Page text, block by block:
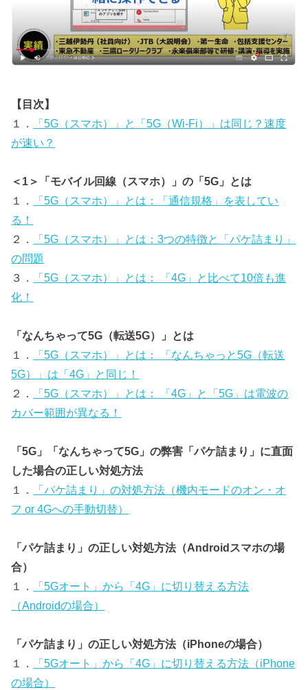
【目次】
１．
「5G（スマホ）」と「5G（Wi-Fi）」は同じ？速度
が速い？
＜1＞「モバイル回線（スマホ）」の「5G」とは
１．
「5G（スマホ）」とは：「通信規格」を表してい
る！
２．
「5G（スマホ）」とは：3つの特徴と「パケ詰まり」
の問題
３．
「5G（スマホ）」とは： 「4G」と比べて10倍も進
化！
「なんちゃって5G（転送5G）」とは
１．
「5G（スマホ）」とは： 「なんちゃっと5G（転送
5G）」は「4G」と同じ！
２．
「5G（スマホ）」とは： 「4G」と「5G」は電波の
カバー範囲が異なる！
「5G」「なんちゃって5G」の弊害「パケ詰まり」に直面
した場合の正しい対処方法
１．
「パケ詰まり」の対処方法（機内モードのオン・オ
フ or 4Gへの手動切替）
「パケ詰まり」の正しい対処方法（Androidスマホの場
合）
１．
「5Gオート」から「4G」に切り替える方法
（Androidの場合）
「パケ詰まり」の正しい対処方法（iPhoneの場合）
１．
「5Gオート」から「4G」に切り替える方法（iPhone
の場合）